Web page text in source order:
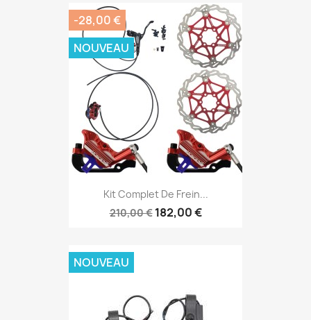
Kit Complet De Frein...
210,00 € 182,00 €
-28,00 €
NOUVEAU
NOUVEAU